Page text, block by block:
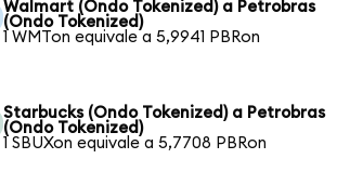
Walmart (Ondo Tokenized) a Petrobras
(Ondo Tokenized)
1 WMTon equivale a 5,9941 PBRon
Starbucks (Ondo Tokenized) a Petrobras
(Ondo Tokenized)
1 SBUXon equivale a 5,7708 PBRon